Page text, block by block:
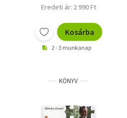
Eredeti ár: 2 990 Ft
Kosárba
2 - 3 munkanap
KÖNYV